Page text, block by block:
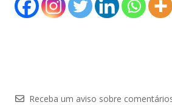
Receba um aviso sobre